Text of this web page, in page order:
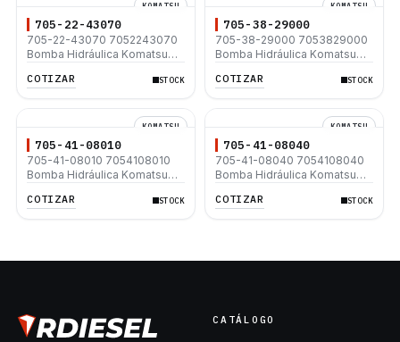
KOMATSU
705-22-43070
705-22-43070 7052243070
Bomba Hidráulica Komatsu
8 D155AX-7
COTIZAR STOCK
KOMATSU
705-38-29000
705-38-29000 7053829000
Bomba Hidráulica Komatsu
COTIZAR STOCK
KOMATSU
705-41-08010
705-41-08010 7054108010
Bomba Hidráulica Komatsu
COTIZAR STOCK
KOMATSU
705-41-08040
705-41-08040 7054108040
Bomba Hidráulica Komatsu
COTIZAR STOCK
CATÁLOGO